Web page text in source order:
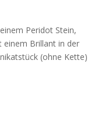
Peridot Stein,
einem Brillant in der
(ohne Kette)